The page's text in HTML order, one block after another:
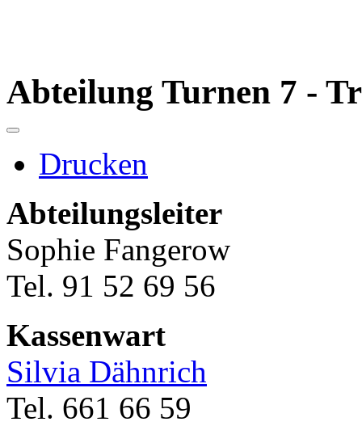
Abteilung Turnen 7 -
Drucken
Abteilungsleiter
Sophie Fangerow
Tel. 91 52 69 56
Kassenwart
Silvia Dähnrich
Tel. 661 66 59